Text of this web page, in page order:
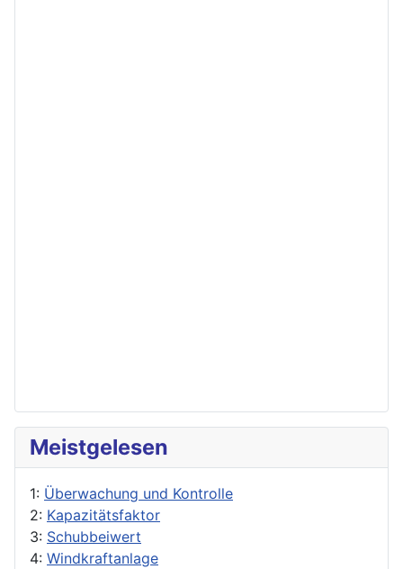
Meistgelesen
1: Überwachung und Kontrolle
2: Kapazitätsfaktor
3: Schubbeiwert
4: Windkraftanlage